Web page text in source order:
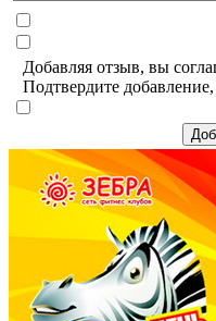
Добавляя отзыв, вы
Подтвердите